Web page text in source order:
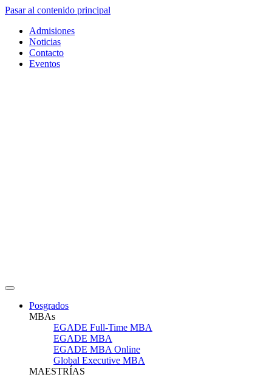
Pasar al contenido principal
Admisiones
Noticias
Contacto
Eventos
Posgrados
MBAs
EGADE Full-Time MBA
EGADE MBA
EGADE MBA Online
Global Executive MBA
MAESTRÍAS